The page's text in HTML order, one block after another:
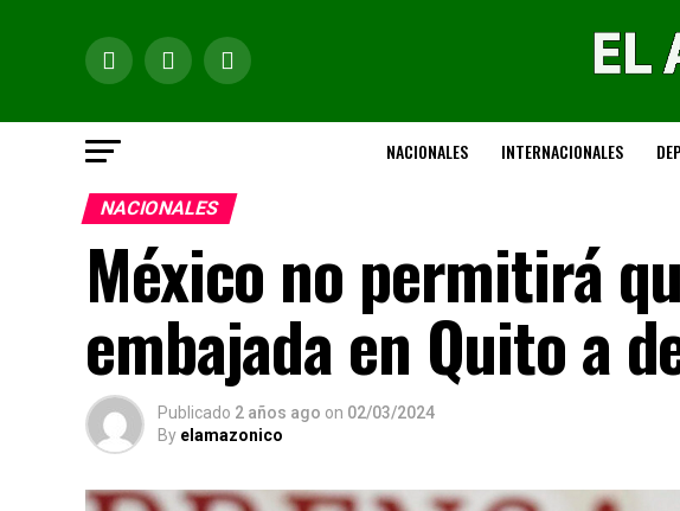
NACIONALES INTERNACIONALES
NACIONALES
México no permitirá
embajada en Quito a
Publicado 2 años ago on 02/03/2024
By elamazonico